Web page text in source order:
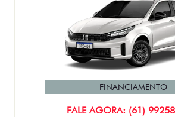
FALE AGORA: (61)
FINANCIAMENTO